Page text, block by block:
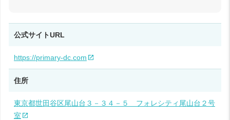
公式サイトURL
https://primary-dc.com
住所
東京都世田谷区尾山台３－３４－５ フォレシティ尾山台２号
室